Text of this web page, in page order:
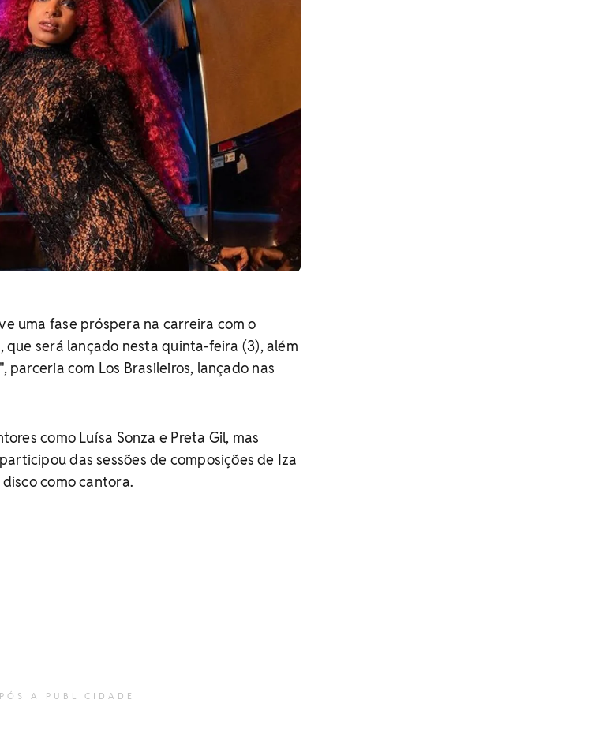
uma fase próspera na carreira com o
será lançado nesta quinta-feira (3), além
parceria com Los Brasileiros, lançado nas
como Luísa Sonza e Preta Gil, mas
das sessões de composições de Iza
como cantora.
A PUBLICIDADE